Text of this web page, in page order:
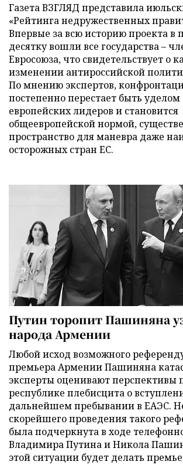
Газета ВЗГЛЯД представила
«Рейтинга недружественных
Впервые за всю историю проекта в
десятку вошли все государства –
Евросоюза, что свидетельствует о
изменении антироссийской
По мнению экспертов,
постепенно перестает быть
европейских лидеров и становится
общеевропейской нормой,
пространство для маневра даже
осторожных стран ЕС.
Путин торопит Пашиняна
народа Армении
Любой исход возможного
премьера Армении Пашиняна
эксперты оценивают перспективы
республике плебисцита о
дальнейшем пребывании в ЕАЭС.
скорейшего проведения такого
была подчеркнута в ходе
Владимира Путина и Никола
этой ситуации будет делать